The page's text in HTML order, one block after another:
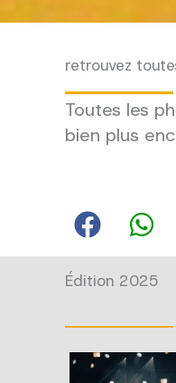
retrouvez
Toutes les
bien plus
Édition 2025